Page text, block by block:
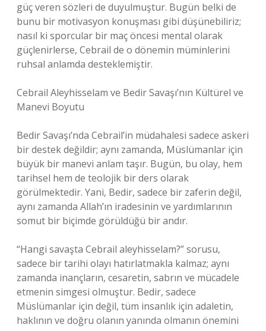
güç veren sözleri de duyulmuştur. Bugün belki de
bunu bir motivasyon konuşması gibi düşünebiliriz;
nasıl ki sporcular bir maç öncesi mental olarak
güçlenirlerse, Cebrail de o dönemin müminlerini
ruhsal anlamda desteklemiştir.
Cebrail Aleyhisselam ve Bedir Savaşı’nın Kültürel ve
Manevi Boyutu
Bedir Savaşı’nda Cebrail’in müdahalesi sadece askeri
bir destek değildir; aynı zamanda, Müslümanlar için
büyük bir manevi anlam taşır. Bugün, bu olay, hem
tarihsel hem de teolojik bir ders olarak
görülmektedir. Yani, Bedir, sadece bir zaferin değil,
aynı zamanda Allah’ın iradesinin ve yardımlarının
somut bir biçimde görüldüğü bir andır.
“Hangi savaşta Cebrail aleyhisselam?” sorusu,
sadece bir tarihi olayı hatırlatmakla kalmaz; aynı
zamanda inançların, cesaretin, sabrın ve mücadele
etmenin simgesi olmuştur. Bedir, sadece
Müslümanlar için değil, tüm insanlık için adaletin,
haklının ve doğru olanın yanında olmanın önemini